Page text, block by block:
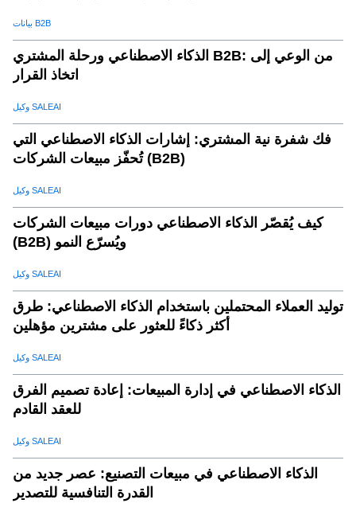
بيانات B2B
الذكاء الاصطناعي ورحلة المشتري B2B: من الوعي إلى
اتخاذ القرار
وكيل SALEAI
فك شفرة نية المشتري: إشارات الذكاء الاصطناعي التي
تُحفّز مبيعات الشركات (B2B)
وكيل SALEAI
كيف يُقصّر الذكاء الاصطناعي دورات مبيعات الشركات
(B2B) ويُسرّع النمو
وكيل SALEAI
توليد العملاء المحتملين باستخدام الذكاء الاصطناعي: طرق
أكثر ذكاءً للعثور على مشترين مؤهلين
وكيل SALEAI
الذكاء الاصطناعي في إدارة المبيعات: إعادة تصميم الفرق
للعقد القادم
وكيل SALEAI
الذكاء الاصطناعي في مبيعات التصنيع: عصر جديد من
القدرة التنافسية للتصدير